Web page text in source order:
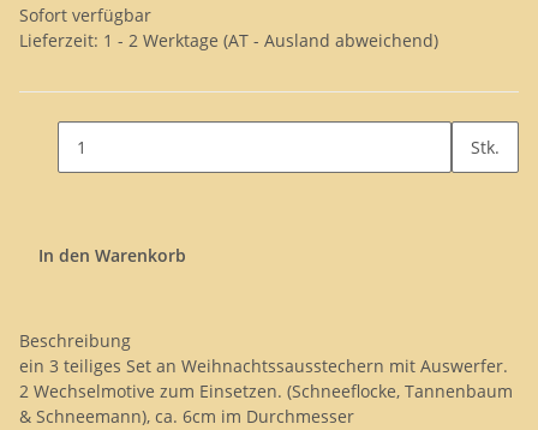
Sofort verfügbar
Lieferzeit: 1 - 2 Werktage (AT - Ausland abweichend)
Stk.
In den Warenkorb
Beschreibung
ein 3 teiliges Set an Weihnachtssausstechern mit Auswerfer.
2 Wechselmotive zum Einsetzen. (Schneeflocke, Tannenbaum
& Schneemann), ca. 6cm im Durchmesser